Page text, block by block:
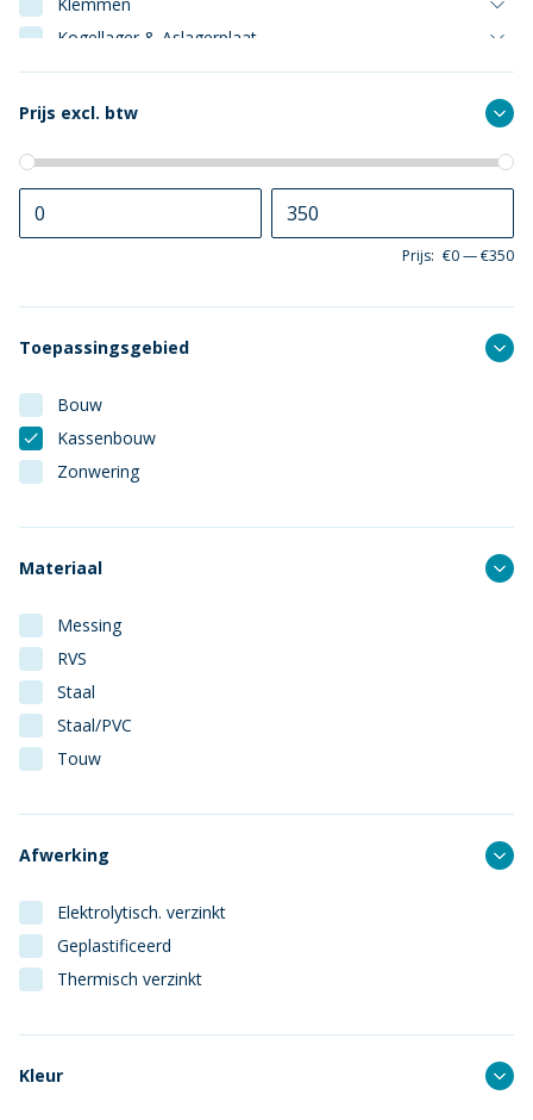
Kogellager & Aslagerplaat
Touw & Draad
Prijs excl. btw
Prijs: €0—€350
Toepassingsgebied
Bouw
Kassenbouw
Zonwering
Materiaal
Messing
RVS
Staal
Staal/PVC
Touw
Afwerking
Elektrolytisch. verzinkt
Geplastificeerd
Thermisch verzinkt
Kleur